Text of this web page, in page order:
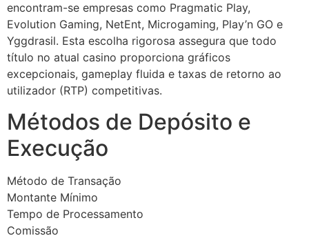
panel
panel
panel
panel
panel
encontram-se empresas como Pragmatic Play,
Evolution Gaming, NetEnt, Microgaming, Play’n GO e
Yggdrasil. Esta escolha rigorosa assegura que todo
título no atual casino proporciona gráficos
excepcionais, gameplay fluida e taxas de retorno ao
utilizador (RTP) competitivas.
Métodos de Depósito e
Execução
Método de Transação
Montante Mínimo
Tempo de Processamento
Comissão